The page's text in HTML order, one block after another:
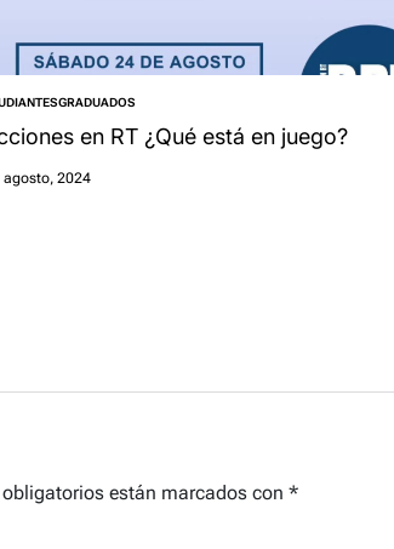
GRADUADOS
en RT ¿Qué está en juego?
agosto, 2024
están marcados con *